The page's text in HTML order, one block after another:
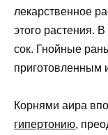
лекарственное
этого растения.
сок. Гнойные
приготовленным
Корнями аира
гипертонию,